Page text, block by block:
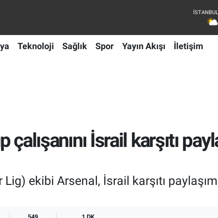
Teknoloji Sağlık Spor Yayın Akışı İletişim
çalışanını İsrail karşıtı
ekibi Arsenal, İsrail karşıtı